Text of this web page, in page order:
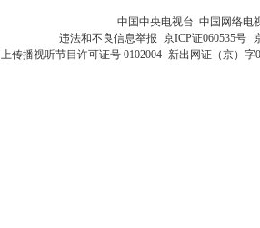
中国中央电视台 中国网络电
违法和不良信息举报 京ICP证060535号
传播视听节目许可证号 0102004 新出网证（京）